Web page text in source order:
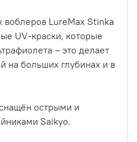
воблеров LureMax Stinka
UV-краски, которые
– это делает
на больших глубинах и в
острыми и
Saikyo.